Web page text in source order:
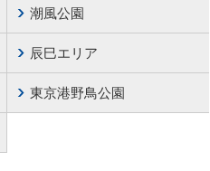
潮風公園
辰巳エリア
東京港野鳥公園